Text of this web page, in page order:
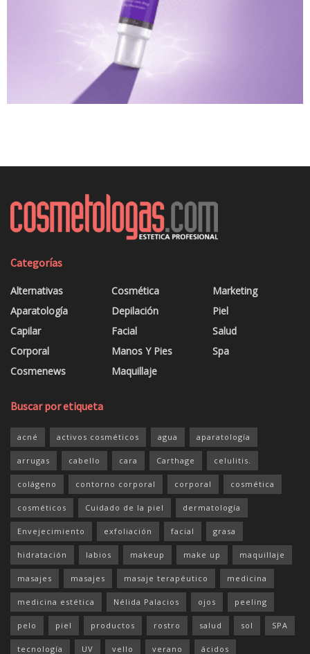
Categorías
Alternativas
Aparatología
Capilar
Corporal
Cosmenews
Cosmética
Depilación
Facial
Manos Y Pies
Maquillaje
Marketing
Piel
Salud
Spa
Buscar por etiqueta
acné activos cosméticos agua aparatología
arrugas cabello cara Carthage celulitis.
colágeno contorno corporal corporal cosmética
cosméticos Cuidado de la piel dermatología
Envejecimiento exfoliación facial grasa
hidratación labios makeup make up maquillaje
masajes masajes masaje terapéutico medicina
medicina estética Nélida Palacios ojos peeling
pelo piel productos rostro salud sol SPA
tecnología UV vello verano ácidos